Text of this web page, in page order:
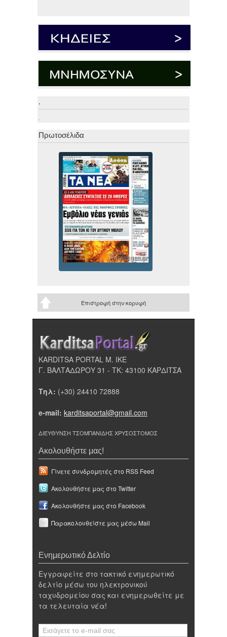
.
Πρωτοσέλιδα
Επιστροφή στην κορυφή
KARDITSA PORTAL Μ. ΙΚΕ
Γ. ΒΑΛΤΑΔΩΡΟΥ 31 - ΤΚ: 43100 ΚΑΡΔΙΤΣΑ
Τηλ: (+30) 24410 72888
e-mail: karditsaportal@gmail.com
ΔΙΕΥΘΥΝΣΗ ΤΣΟΜΠΑΝΙΔΗΣ ΧΡΥΣΟΣΤΟΜΟΣ
Ακολουθήστε μας!
Γίνετε συνδρομητές στο RSS Feed
Ακολουθήστε μας στο Twitter
Ακολουθήστε μας στο Facebook
Παρακολουθείστε μας μέσω Mail
Ενημερωτικό Δελτίο
Εγγραφείτε στο τακτικό ενημερωτικό
δελτίο μέσω του ηλεκτρονικού
ταχυδρομείου σας και ενημερωθείτε με
τα τελευταία νέα!